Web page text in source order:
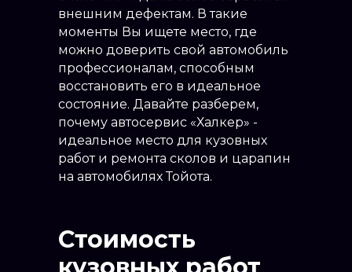
внешним дефектам. В такие
моменты Вы ищете место, где
можно доверить свой автомобиль
профессионалам, способным
восстановить его в идеальное
состояние. Давайте разберем,
почему автосервис «Халкер» -
идеальное место для кузовных
работ и ремонта сколов и царапин
на автомобилях Тойота.
Стоимость